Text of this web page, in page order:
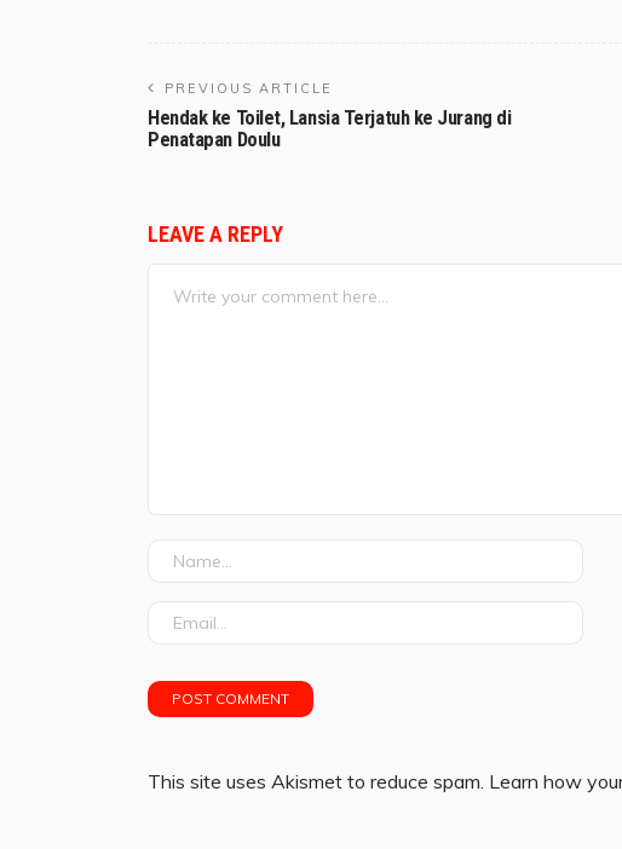
PREVIOUS ARTICLE
Hendak ke Toilet, Lansia Terjatuh ke Jurang di
Penatapan Doulu
LEAVE A REPLY
This site uses Akismet to reduce spam. Learn how